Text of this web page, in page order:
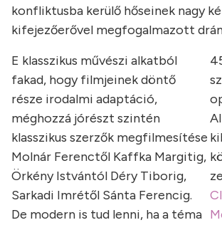
konfliktusba kerülő hőseinek nagy
kifejezőerővel megfogalmazott
E klasszikus művészi alkatból
fakad, hogy filmjeinek döntő
része irodalmi adaptáció,
méghozzá jórészt szintén
klasszikus szerzők megfilmesítése
Molnár Ferenctől Kaffka Margitig,
Örkény Istvántól Déry Tiborig,
Sarkadi Imrétől Sánta Ferencig.
De modern is tud lenni, ha a téma